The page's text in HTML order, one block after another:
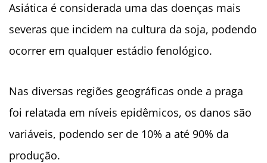
Asiática é considerada uma das doenças mais
severas que incidem na cultura da soja, podendo
ocorrer em qualquer estádio fenológico.
Nas diversas regiões geográficas onde a praga
foi relatada em níveis epidêmicos, os danos são
variáveis, podendo ser de 10% a até 90% da
produção.